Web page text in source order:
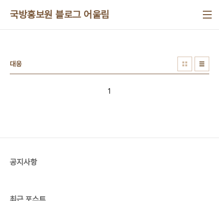
국방홍보원 블로그 어울림
대응
1
공지사항